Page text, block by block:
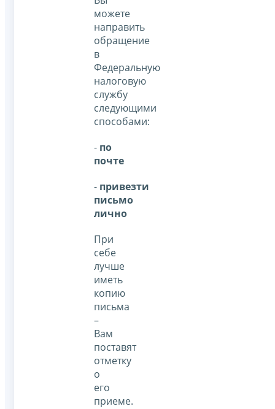
можете
направить
обращение
в
Федеральную
налоговую
службу
следующими
способами:
- по
почте
- привезти
письмо
лично
При
себе
лучше
иметь
копию
письма
–
Вам
поставят
отметку
о
его
приеме.